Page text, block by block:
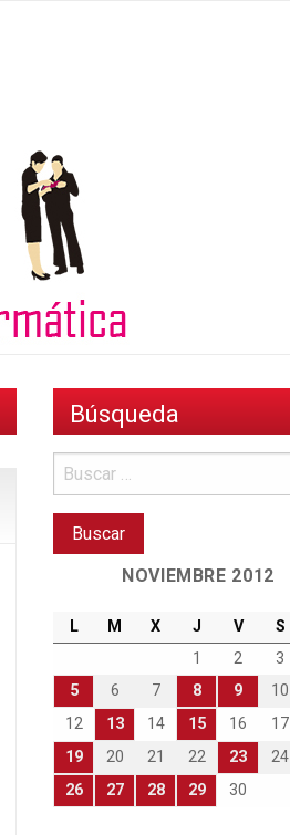
Búsqueda
NOVIEMBRE 2012
L M X J V S
1
2 3
5
6 7 8 9 10
12
13 14 15 16 17
19
20 21 22 23 24
26
27 28 29 30